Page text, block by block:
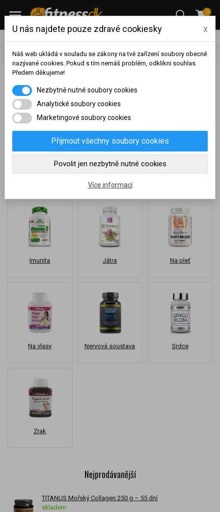
0
Pro ženy Suplementy a sladkosti pro ženy
Vitamíny pro
ženy
Vitamíny pro ženy
Pestrá nabídka vitamínů pro ženy. Podpoř svou imunitu a dodej
tělu potřebné vitamíny, které si samo vyrobit neumí. U nás najdeš
kompletní vitamíny pro ženyv kapslové i sypké formě od
známých certifikovaných výrobců včetně vlastní receptury.
Výhodné ceny a vše skladem.
Imunita Játra Na pleť
Na vlasy Nervová soustava Srdce
Zrak
Nejprodávanější
TITANUS Mořský Collagen 250 g – 55 dní
skladem
dosaženého obratu za
sledované období, byl váš
účet přeřazen do jiné
skupiny:
U nás najdete pouze zdravé cookiesky x
Náš web ukládá v souladu se zákony na tvé zařízení soubory obecně
nazývané cookies. Pokud s tím nemáš problém, odklikni souhlas.
Předem děkujeme!
Nezbytně nutné soubory cookies
Analytické soubory cookies
Marketingové soubory cookies
Přijmout všechny soubory cookies
Povolit jen nezbytně nutné cookies
Více informací